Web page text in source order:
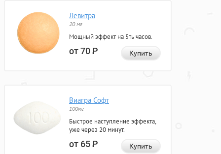
Левитра
20 мг
Мощный эффект на 5ть часов.
от 70Р Купить
Виагра Софт
100мг
Быстрое наступление эффекта,
уже через 20 минут.
от 65Р Купить